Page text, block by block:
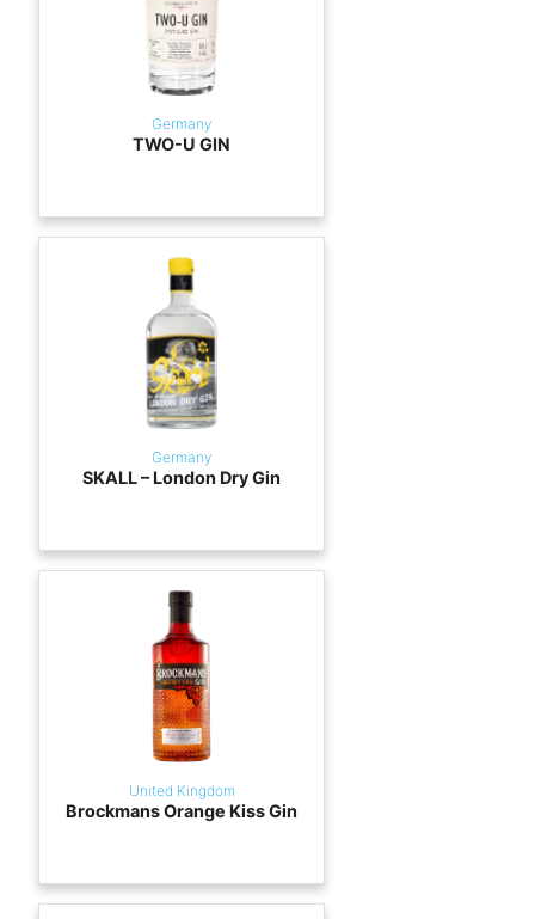
Germany
TWO-U GIN
Germany
SKALL – London Dry Gin
United Kingdom
Brockmans Orange Kiss Gin